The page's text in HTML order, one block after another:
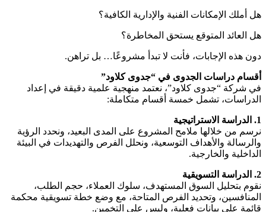
هل أملك الإمكانات الفنية والإدارية الكافية؟
هل العائد المتوقع يستحق المخاطرة؟
دون هذه الإجابات، فأنت لا تبدأ مشروعًا… بل تراهن.
أقسام دراسات الجدوى في “جدوى كلاود”
في شركة “جدوى كلاود”، نعتمد منهجية علمية دقيقة في إعداد
الدراسات، تشمل خمسة أقسام متكاملة:
نرسم من خلالها ملامح المشروع على المدى البعيد، ونحدد الرؤية
والرسالة والأهداف التوسعية، ونحلل الفرص والتهديدات في البيئة
الداخلية والخارجية.
نقوم بتحليل السوق المستهدف، سلوك العملاء، حجم الطلب،
المنافسين، وتحديد الفرص المتاحة، مع وضع خطة تسويقية محكمة
قائمة على بيانات فعلية، وليس على التخمين.